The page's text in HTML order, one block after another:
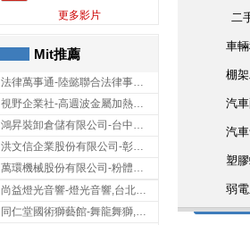
更多影片
Mit推薦
法律萬事通-陸懿聯合法律事務所
視野企業社-高週波金屬加熱設備,彰化高週波金屬加熱設備
鴻昇裝卸倉儲有限公司-台中貨櫃裝卸
洪文信企業股份有限公司-彰化鋅合金鑄造,彰化五金加工,彰化五金配件
萬環機械股份有限公司-粉體塗裝設備,輸送機,輸送機設備,台南輸送機
尚益燈光音響-燈光音響,台北燈光音響,台北燈光音響出租
同仁堂國術獅藝館-舞龍舞獅,台中舞龍舞獅
二
車
棚
汽
汽
塑
弱